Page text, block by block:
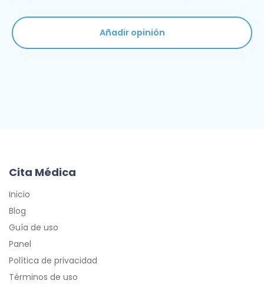
Añadir opinión
Cita Médica
Inicio
Blog
Guía de uso
Panel
Política de privacidad
Términos de uso